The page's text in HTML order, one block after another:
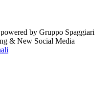
by Gruppo Spaggiari
& New Social Media